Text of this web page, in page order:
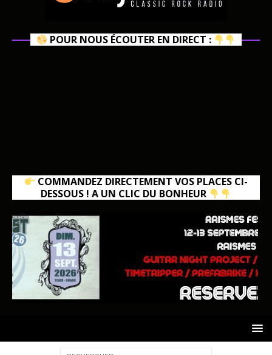
POUR NOUS ÉCOUTER EN DIRECT :
COMMANDEZ DIRECTEMENT VOS PLACES CI-
DESSOUS ! A UN CLIC DU BONHEUR